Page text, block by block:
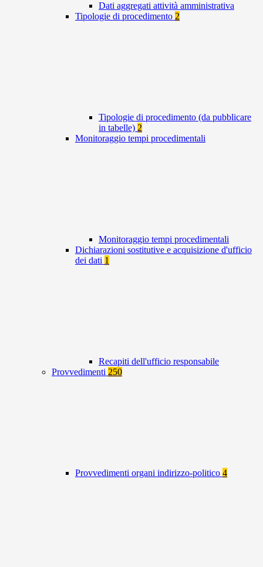
Dati aggregati attività amministrativa
Tipologie di procedimento 2
Tipologie di procedimento (da pubblicare
in tabelle) 2
Monitoraggio tempi procedimentali
Monitoraggio tempi procedimentali
Dichiarazioni sostitutive e acquisizione d'ufficio
dei dati 1
Recapiti dell'ufficio responsabile
Provvedimenti 250
Provvedimenti organi indirizzo-politico 4